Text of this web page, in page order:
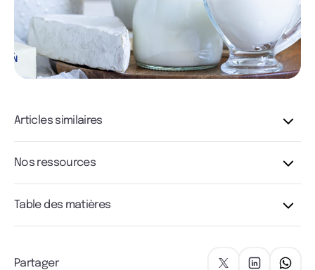
Articles similaires
Nos ressources
Table des matières
Partager